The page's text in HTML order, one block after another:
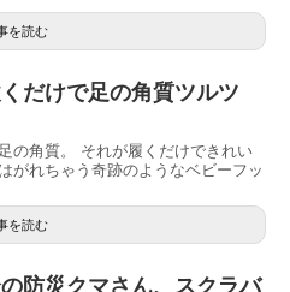
を読む
だけで足の角質ツルツ
の角質。 それが履くだけできれい
がれちゃう奇跡のようなベビーフッ
を読む
防災クマさん、スクラバ